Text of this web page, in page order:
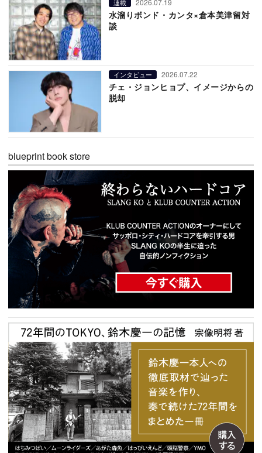
連載 2026.07.19
水溜りボンド・カンタ×倉本美津留対
談
インタビュー 2026.07.22
チェ・ジョンヒョプ、イメージからの
脱却
blueprint book store